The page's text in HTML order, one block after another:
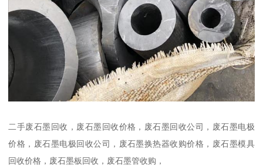
二手废石墨回收，废石墨回收价格，废石墨回收公司，废石墨电极
价格，废石墨电极回收公司，废石墨换热器收购价格，废石墨模具
回收价格，废石墨板回收，废石墨管收购，